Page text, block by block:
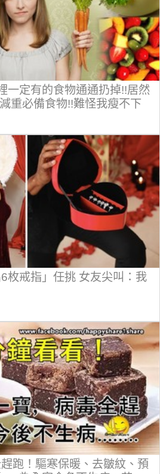
一定有的食物通通扔掉!!居然
重必備食物!!難怪我瘦不下
枚戒指」任挑 女友尖叫：我
跑！驅寒保暖、去皺紋、預